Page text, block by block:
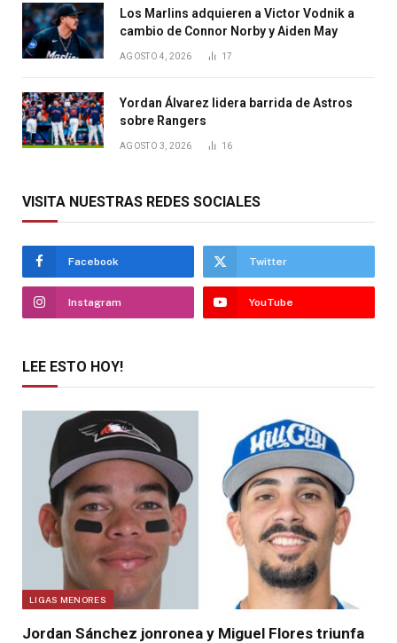
Los Marlins adquieren a Victor Vodnik a
cambio de Connor Norby y Aiden May
AGOSTO 4, 2026 17
Yordan Álvarez lidera barrida de Astros
sobre Rangers
AGOSTO 3, 2026 16
VISITA NUESTRAS REDES SOCIALES
Facebook Twitter
Instagram YouTube
LEE ESTO HOY!
LIGAS MENORES
Jordan Sánchez jonronea y Miguel Flores triunfa